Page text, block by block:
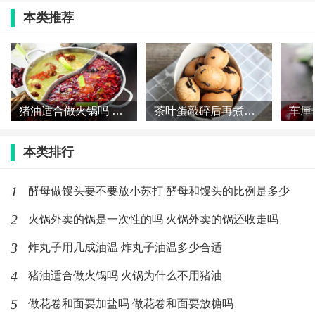
非常喜欢王辰院士，逻辑清晰，态度严谨，实事求是，
防范方面都要做好相应的准备。
我觉得最重要的是新冠病毒疫苗研制出来，那么就有对
症的解药。是否像流感一样长期共存也无所谓，就如同
大家不恐慌流感一样，因为有疫苗和解药！
标签： 疫情 蔬菜 价格 涨价
最新文章
酵母做馒头要不要放小苏打 酵母和馒头
本类推荐
猪油适合做火锅吗 火锅为什么不用猪油 茶叶蛋敲碎后再煮几分钟 茶叶蛋敲碎之后再煮多久
本类排行
1 酵母做馒头要不要放小苏打 酵母和馒头的比例是多少
2 火锅外卖的锅是一次性的吗 火锅外卖的锅还收走吗
3 炸丸子用几成油温 炸丸子油温多少合适
4 猪油适合做火锅吗 火锅为什么不用猪油
5 做花卷和面要加盐吗 做花卷和面要放糖吗